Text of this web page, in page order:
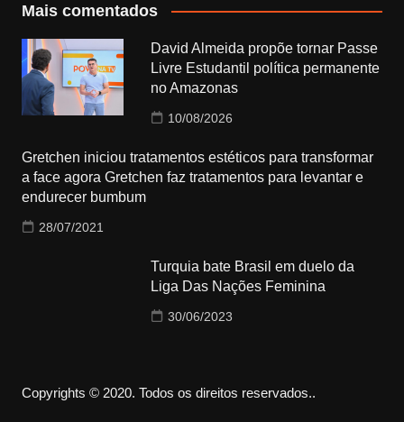
Mais comentados
David Almeida propõe tornar Passe
Livre Estudantil política permanente
no Amazonas
10/08/2026
Gretchen iniciou tratamentos estéticos para transformar
a face agora Gretchen faz tratamentos para levantar e
endurecer bumbum
28/07/2021
Turquia bate Brasil em duelo da
Liga Das Nações Feminina
30/06/2023
Copyrights © 2020. Todos os direitos reservados..